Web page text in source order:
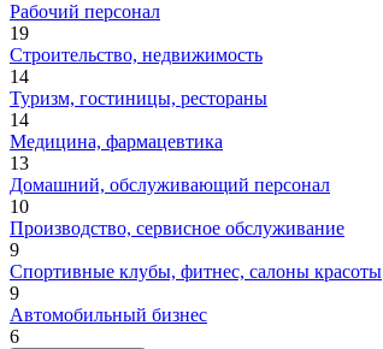
Рабочий персонал
19
Строительство, недвижимость
14
Туризм, гостиницы, рестораны
14
Медицина, фармацевтика
13
Домашний, обслуживающий персонал
10
Производство, сервисное обслуживание
9
Спортивные клубы, фитнес, салоны красоты
9
Автомобильный бизнес
6